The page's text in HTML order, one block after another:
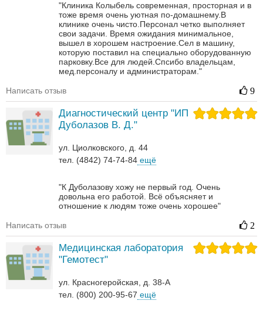
"Клиника Колыбель современная, просторная и в
тоже время очень уютная по-домашнему.В
клинике очень чисто.Персонал четко выполняет
свои задачи. Время ожидания минимальное,
вышел в хорошем настроение.Сел в машину,
которую поставил на специально оборудованную
парковку.Все для людей.Спсибо владельцам,
мед.персоналу и администраторам."
Написать отзыв 9
Диагностический центр "ИП
Дуболазов В. Д."
ул. Циолковского, д. 44
тел. (4842) 74-74-84 ещё
"К Дуболазову хожу не первый год. Очень
довольна его работой. Всё объясняет и
отношение к людям тоже очень хорошее"
Написать отзыв 2
Медицинская лаборатория
"Гемотест"
ул. Красногеройская, д. 38-А
тел. (800) 200-95-67 ещё